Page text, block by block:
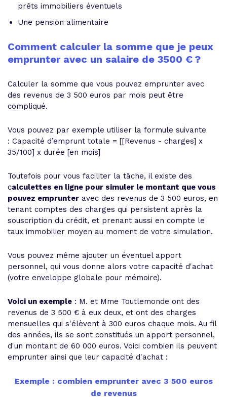
prêts immobiliers éventuels
Une pension alimentaire
Comment calculer la somme que je peux
emprunter avec un salaire de 3500 € ?
Calculer la somme que vous pouvez emprunter avec
des revenus de 3 500 euros par mois peut être
compliqué.
Vous pouvez par exemple utiliser la formule suivante
: Capacité d’emprunt totale = [[Revenus - charges] x
35/100] x durée [en mois]
Toutefois pour vous faciliter la tâche, il existe des
calculettes en ligne pour simuler le montant que vous
pouvez emprunter avec des revenus de 3 500 euros, en
tenant comptes des charges qui persistent après la
souscription du crédit, et prenant aussi en compte le
taux immobilier moyen au moment de votre simulation.
Vous pouvez même ajouter un éventuel apport
personnel, qui vous donne alors votre capacité d'achat
(votre enveloppe globale pour mémoire).
Voici un exemple : M. et Mme Toutlemonde ont des
revenus de 3 500 € à eux deux, et ont des charges
mensuelles qui s'élèvent à 300 euros chaque mois. Au fil
des années, ils se sont constitués un apport personnel,
d'un montant de 60 000 euros. Voici combien ils peuvent
emprunter ainsi que leur capacité d'achat :
Exemple : combien emprunter avec 3 500 euros
de revenus